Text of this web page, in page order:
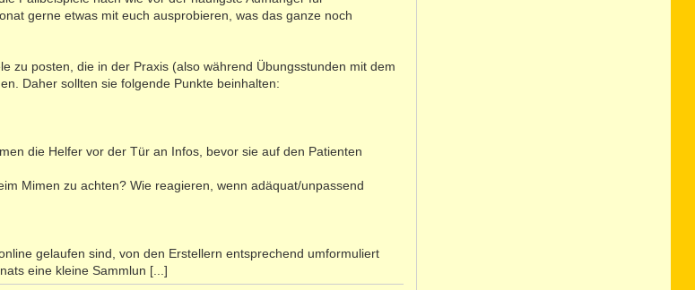
gerne etwas mit euch ausprobieren, was das ganze noch
zu posten, die in der Praxis (also während Übungsstunden mit dem
Daher sollten sie folgende Punkte beinhalten:
die Helfer vor der Tür an Infos, bevor sie auf den Patienten
Mimen zu achten? Wie reagieren, wenn adäquat/unpassend
gelaufen sind, von den Erstellern entsprechend umformuliert
eine kleine Sammlun [...]